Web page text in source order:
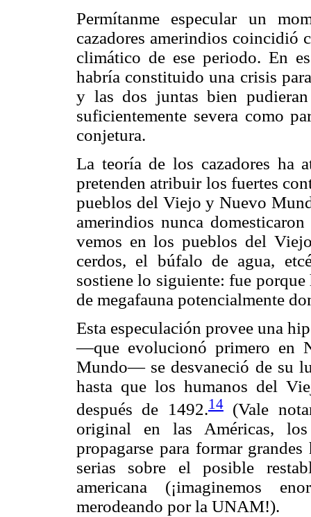
Permítanme especular un
cazadores amerindios coincidió
climático de ese periodo. En
habría constituido una crisis
y las dos juntas bien pudieran
suficientemente severa como
conjetura.
La teoría de los cazadores ha
pretenden atribuir los fuertes
pueblos del Viejo y Nuevo
amerindios nunca
vemos en los pueblos del
cerdos, el búfalo de agua,
sostiene lo siguiente: fue
de megafauna potencialmente
Esta especulación provee una
—que evolucionó primero en
Mundo— se desvaneció de su
hasta que los humanos del
después de 1492.14(Vale
original en las Américas,
propagarse para formar
serias sobre el posible
americana (¡imaginemos
merodeando por la UNAM!).